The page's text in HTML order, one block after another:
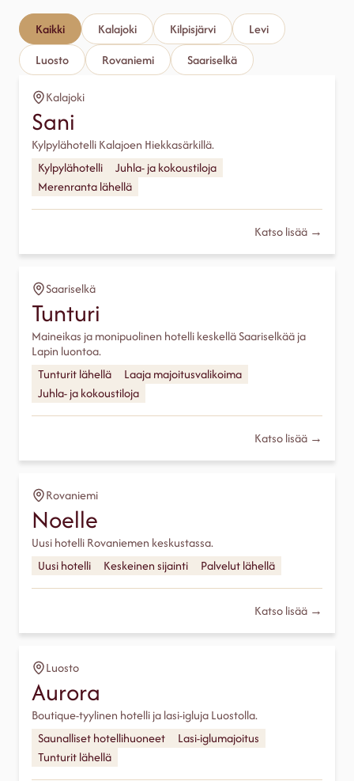
Kaikki Kalajoki Kilpisjärvi
Levi
Luosto
Rovaniemi Saariselkä
Kalajoki
Sani
Kylpylähotelli Kalajoen Hiekkasärkillä.
Kylpylähotelli
Juhla- ja kokoustiloja
Merenranta lähellä
Katso lisää →
Saariselkä
Tunturi
Maineikas ja monipuolinen hotelli keskellä Saariselkää ja
Lapin luontoa.
Tunturit lähellä
Laaja majoitusvalikoima
Juhla- ja kokoustiloja
Katso lisää →
Rovaniemi
Noelle
Uusi hotelli Rovaniemen keskustassa.
Uusi hotelli
Keskeinen sijainti Palvelut lähellä
Katso lisää →
Luosto
Aurora
Boutique-tyylinen hotelli ja lasi-igluja Luostolla.
Saunalliset hotellihuoneet
Lasi-iglumajoitus
Tunturit lähellä